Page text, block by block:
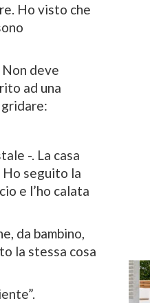
Ho visto che
deve
ad una
gridare:
-. La casa
Ho seguito la
e l’ho calata
da bambino,
la stessa cosa